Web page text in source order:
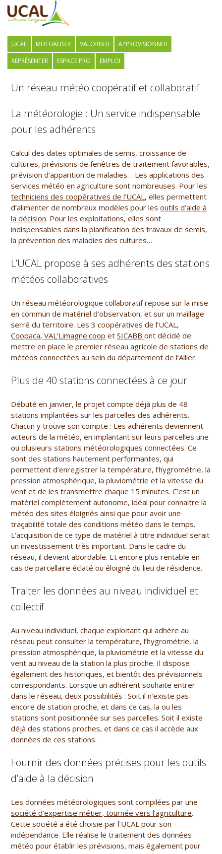
UCAL MUTUALISER VALORISER
APPROVISIONNER
REPRÉSENTER
ESPACE PRO EMPLOI
Un réseau météo coopératif et collaboratif
La météorologie : Un service indispensable
pour les adhérents
Calcul des dates optimales de semis, croissance de
cultures, prévisions de fenêtres de traitement favorables,
prévision d’apparition de maladies… Les applications des
services météo en agriculture sont nombreuses. Pour les
techniciens des coopératives de l’UCAL, elles permettent
d’alimenter de nombreux modèles pour lesoutils d’aide à
la décision. Pour les exploitations, elles sont
indispensables dans la planification des travaux de semis,
la prévention des maladies des cultures…
L’UCAL propose à ses adhérents des stations
météos collaboratives
Un réseau météorologique collaboratif repose sur la mise
en commun de matériel d’observation, et sur un maillage
serré du territoire. Les 3 coopératives de l’UCAL,
Coopaca, VAL’Limagne.coop etSICABBont décidé de
mettre en place le premier réseau agricole de stations de
météos connectées au sein du département de l’Allier.
Plus de 40 stations connectées à ce jour
Débuté en janvier, le projet compte déjà plus de 48
stations implantées sur les parcelles des adhérents.
Chacun y trouve son compte : Les adhérents deviennent
acteurs de la météo, en implantant sur leurs parcelles une
ou plusieurs stations météorologiques connectées. Ce
sont des stations hautement performantes, qui
permettent d’enregistrer la température, l’hygrométrie, la
pression atmosphérique, la pluviométrie et la vitesse du
vent et de les transmettre chaque 15 minutes. C’est un
matériel complètement autonome, idéal pour connaitre la
météo des sites éloignés ainsi que pour avoir une
traçabilité totale des conditions météo dans le temps.
L’acquisition de ce type de matériel à titre individuel serait
un investissement très important. Dans le cadre du
réseau, il devient abordable. Et encore plus rentable en
cas de parcellaire éclaté ou éloigné du lieu de résidence.
Traiter les données au niveau individuel et
collectif
Au niveau individuel, chaque exploitant qui adhère au
réseau peut consulter la température, l’hygrométrie, la
pression atmosphérique, la pluviométrie et la vitesse du
vent au niveau de la station la plus proche. Il dispose
également des historiques, et bientôt des prévisionnels
correspondants. Lorsque un adhérent souhaite entrer
dans le réseau, deux possibilités : Soit il n’existe pas
encore de station proche, et dans ce cas, la ou les
stations sont positionnée sur ses parcelles. Soit il existe
déjà des stations proches, et dans ce cas il accède aux
données de ces stations.
Fournir des données précises pour les outils
d’aide à la décision
Les données météorologiques sont compilées par une
société d’expertise métier, tournée vers l’agriculture.
Cette société a été choisie par l’UCAL pour son
indépendance. Elle réalise le traitement des données
météo pour établir les prévisions, mais également pour